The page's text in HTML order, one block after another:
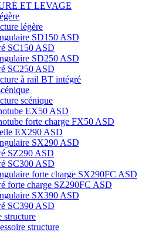
ET LEVAGE
légère
SD150 ASD
SC150 ASD
SD250 ASD
SC250 ASD
à rail BT intégré
scénique
EX50 ASD
forte charge FX50 ASD
EX290 ASD
SX290 ASD
SZ290 ASD
SC300 ASD
forte charge SX290FC ASD
forte charge SZ290FC ASD
SX390 ASD
SC390 ASD
structure
structure